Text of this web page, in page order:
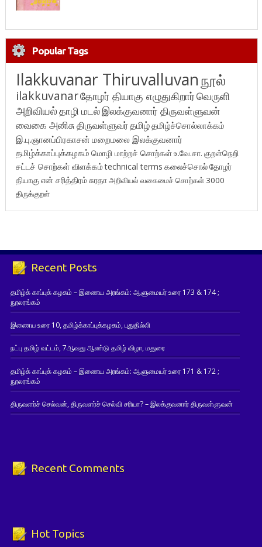
Popular Tags
Ilakkuvanar Thiruvalluvanநூல்
ilakkuvanarதோழர் தியாகு எழுதுகிறார்வெருளி
அறிவியல்தாழி மடல்இலக்குவனார் திருவள்ளுவன்
வைகை அனிசுதிருவள்ளுவர்தமிழ்தமிழ்ச்சொல்லாக்கம்
இ.பு.ஞானப்பிரகாசன் மறைமலை இலக்குவனார்
தமிழ்க்காப்புக்கழகம் மொழி மாற்றச் சொற்கள்உ.வே.சா. குறள்நெறி
சட்டச் சொற்கள் விளக்கம்technical terms கலைச்சொல்தோழர்
தியாகுஎன் சரித்திரம்சுரதாஅறிவியல் வகைமைச் சொற்கள் 3000
திருக்குறள்
Recent Posts
தமிழ்க் காப்புக் கழகம் – இணைய அரங்கம்: ஆளுமையர் உரை 173 & 174 ;
நூலரங்கம்
இணைய உரை 10, தமிழ்க்காப்புக்கழகம், புதுதில்லி
நட்பு தமிழ் வட்டம், 7ஆவது ஆண்டு தமிழ் விழா, மதுரை
தமிழ்க் காப்புக் கழகம் – இணைய அரங்கம்: ஆளுமையர் உரை 171 & 172 ;
நூலரங்கம்
திருவளர்ச் செல்வன், திருவளர்ச் செல்வி சரியா? – இலக்குவனார் திருவள்ளுவன்
Recent Comments
Hot Topics